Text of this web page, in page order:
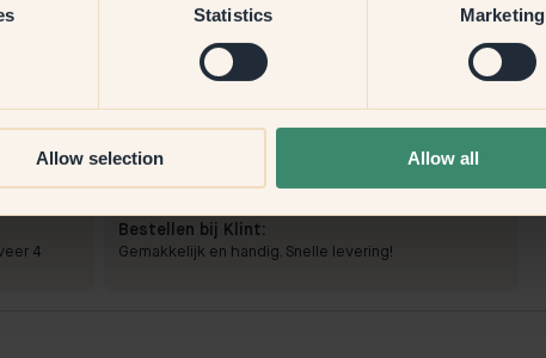
Statistics Marketing
Allow selection Allow all
niet
4
Om mee te verven:
De kleur was gemakkelijk om mee te schilderen en
Bestellen bij Klint:
Gemakkelijk en handig. Snelle levering!